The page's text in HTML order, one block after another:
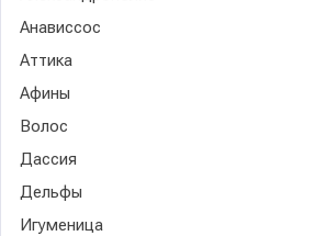
Анависсос
Аттика
Афины
Волос
Дассия
Дельфы
Игуменица